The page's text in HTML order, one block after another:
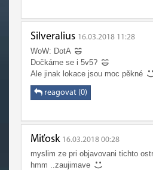
Silveralius 16.03.2018 11:28
WoW: DotA
Dočkáme se i 5v5?
Ale jinak lokace jsou moc pěkné
reagovat (0)
Miťosk 16.03.2018 00:28
myslim ze pri objavovani tichto
hmm ..zaujimave